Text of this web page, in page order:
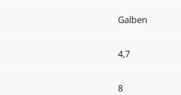
Galben
4,7
8